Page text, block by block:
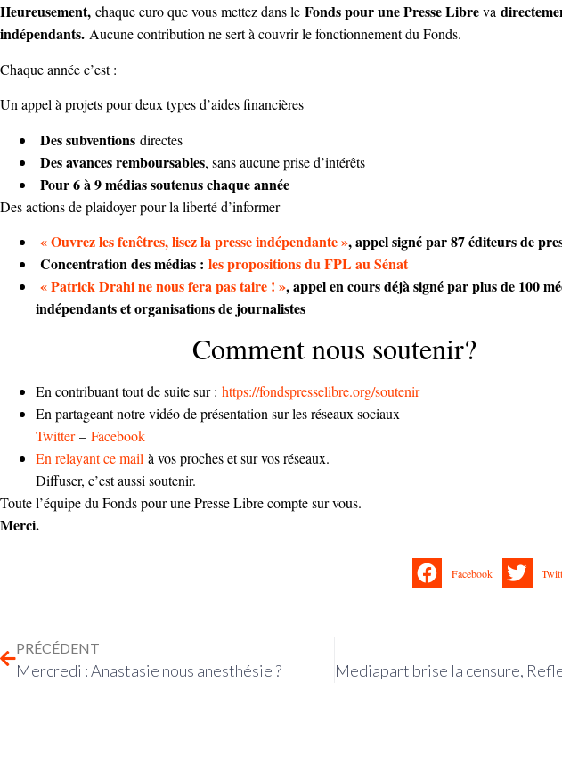
Heureusement, chaque euro que vous mettez dans le Fonds pour une Presse Libreva
indépendants. Aucune contribution ne sert à couvrir le fonctionnement du Fonds.
Chaque année c’est :
Un appel à projets pour deux types d’aides financières
Des subventions directes
Des avances remboursables, sans aucune prise d’intérêts
Pour 6 à 9 médias soutenus chaque année
Des actions de plaidoyer pour la liberté d’informer
« Ouvrez les fenêtres, lisez la presse indépendante », appel signé par 87 éditeurs de
Concentration des médias : les propositions du FPL au Sénat
« Patrick Drahi ne nous fera pas taire ! », appel en cours déjà signé par plus de 100
indépendants et organisations de journalistes
Comment nous soutenir?
En contribuant tout de suite sur : https://fondspresselibre.org/soutenir
En partageant notre vidéo de présentation sur les réseaux sociaux
Twitter– Facebook
En relayant ce mail à vos proches et sur vos réseaux.
Diffuser, c’est aussi soutenir.
Toute l’équipe du Fonds pour une Presse Libre compte sur vous.
Merci.
Facebook
PRÉCÉDENT
Mercredi : Anastasie nous anesthésie ?